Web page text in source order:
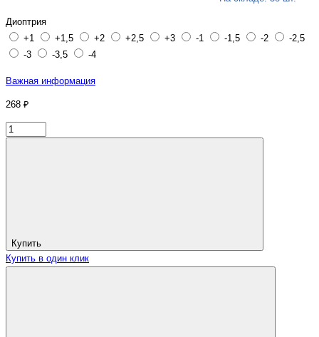
Диоптрия
+1
+1,5 +2 +2,5 +3 -1 -1,5 -2
-2,5
-3
-3,5 -4
Важная информация
268 ₽
Купить
Купить в один клик